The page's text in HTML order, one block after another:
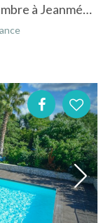
MAISON de 2 appartements + 1 chambre à Jeanménil dans les Vosges avec piscine chauffée et son pool-house pour 10 à 20 personnes.